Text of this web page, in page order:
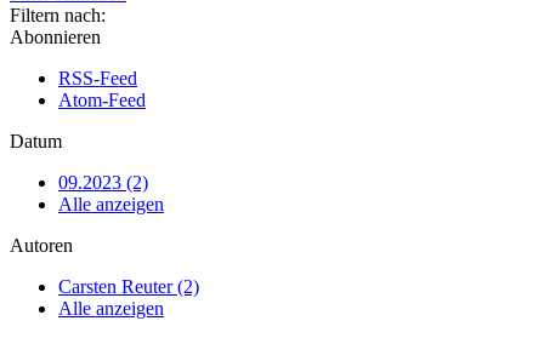
Filtern nach:
Abonnieren
RSS-Feed
Atom-Feed
Datum
09.2023 (2)
Alle anzeigen
Autoren
Carsten Reuter (2)
Alle anzeigen